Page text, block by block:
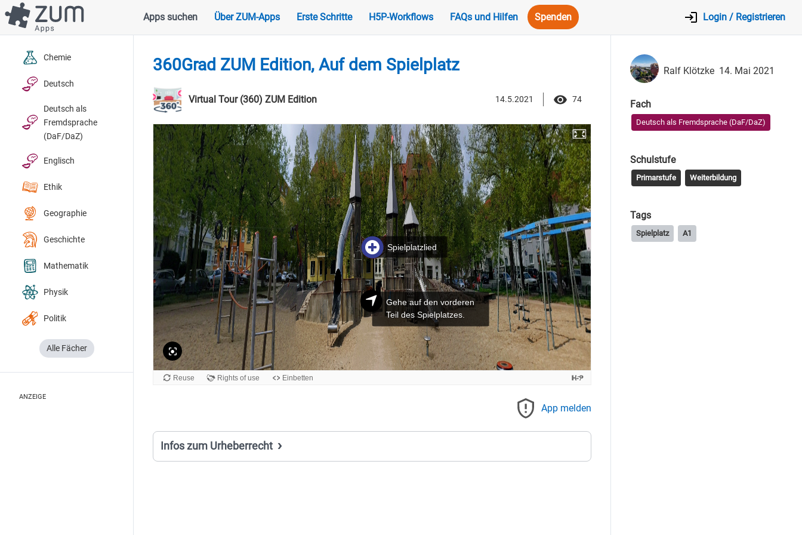
Direkt
zum
Inhalt
Hauptnavigation
Apps suchen Über ZUM-Apps Erste Schritte H5P-Workflows FAQs und Hilfen Spenden Login / Registrieren
Chemie
Deutsch
Deutsch als
Fremdsprache
(DaF/DaZ)
Englisch
Ethik
Geographie
Geschichte
Mathematik
Physik
Politik
Alle Fächer
ANZEIGE
360Grad ZUM Edition, Auf dem Spielplatz
Virtual Tour (360) ZUM Edition 14.5.2021 74
App melden
Infos zum Urheberrecht
Ralf Klötzke 14. Mai 2021
Fach
Deutsch als Fremdsprache (DaF/DaZ)
Schulstufe
Primarstufe Weiterbildung
Tags
Spielplatz A1